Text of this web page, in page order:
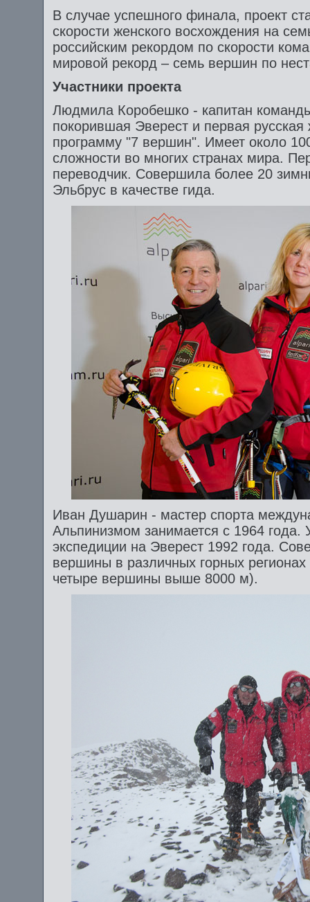
В случае успешного финала, проект
скорости женского восхождения на
российским рекордом по скорости
мировой рекорд – семь вершин по
Участники проекта
Людмила Коробешко - капитан
покорившая Эверест и первая
программу "7 вершин". Имеет около
сложности во многих странах мира.
переводчик. Совершила более 20
Эльбрус в качестве гида.
Иван Душарин - мастер спорта
Альпинизмом занимается с 1964 года.
экспедиции на Эверест 1992 года.
вершины в различных горных
четыре вершины выше 8000 м).